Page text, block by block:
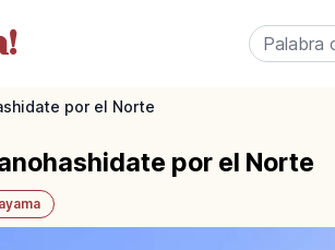
por el Norte
por el Norte